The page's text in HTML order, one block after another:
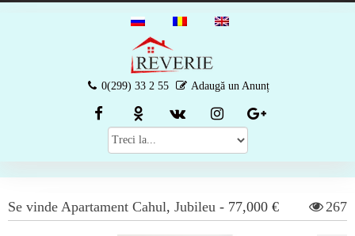
0(299) 33 2 55 Adaugă un Anunț
Se vinde Apartament Cahul, Jubileu - 77,000 € 267